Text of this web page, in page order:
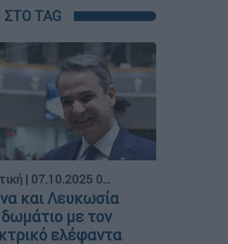
TAG
| 07.10.2025 05:40
και Λευκωσία
με τον
ελέφαντα